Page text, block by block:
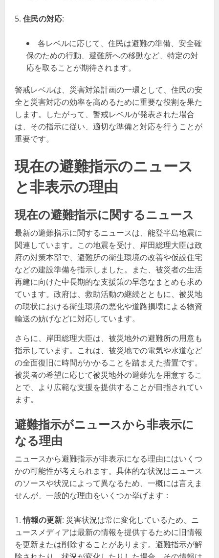
住民の対応:
各レベルに応じて、住民は避難の準備、安全確
保のための行動、避難所への移動など、特定の対
応を取ることが期待されます。
警戒レベルは、災害対策計画の一環として、住民の安
全と災害対応の効率を高めるために重要な役割を果た
します。したがって、警戒レベルが発表された場合
は、その指示に従い、適切な準備と対応を行うことが
重要です。
現在の避難指示のニュース
と非表示の理由
現在の避難指示に関するニュース
最新の避難指示に関するニュースは、能登半島地震に
関連しています。この地震を受け、岸田総理大臣は政
府の対策本部で、避難所の衛生環境の改善や仮設住宅
などの建設準備を指示しました。また、被災者の生活
再建に向けた中長期的な支援策の早急なまとめも求め
ています。政府は、救助活動の継続とともに、被災地
の現状における衛生環境の悪化や道路損壊による物資
輸送の妨げなどに対応しています​​。
さらに、岸田総理大臣は、被災地外の避難所の用意も
指示しています。これは、被災地での電気や水道など
の全面復旧に時間がかかることを踏まえた措置です。
被災者の希望に応じて被災地外の避難先を用意するこ
とで、より広範な支援を提供することが目指されてい
ます​​。
避難指示がニュースから非表示に
なる理由
ニュースから避難指示が非表示になる理由にはいくつ
かの可能性が考えられます。具体的な状況はニュース
のソースや状況によって異なるため、一概には言えま
せんが、一般的な理由をいくつか挙げます：
情報の更新: 災害状況は常に変化しているため、ニ
ュースメディアは最新の情報を提供するために旧情報
を更新または削除することがあります。避難指示が解